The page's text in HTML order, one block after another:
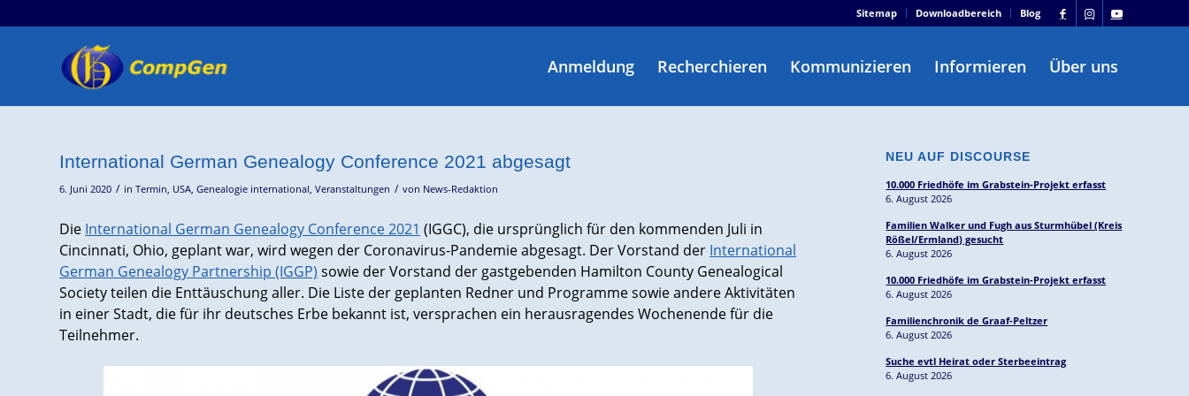
Sitemap Downloadbereich Blog
Anmeldung Recherchieren Kommunizieren Informieren Über uns
International German Genealogy Conference 2021 abgesagt
6. Juni 2020 / in Termin, USA, Genealogie international, Veranstaltungen / von News-Redaktion
Die International German Genealogy Conference 2021 (IGGC), die ursprünglich für den kommenden Juli in
Cincinnati, Ohio, geplant war, wird wegen der Coronavirus-Pandemie abgesagt. Der Vorstand der International
German Genealogy Partnership (IGGP) sowie der Vorstand der gastgebenden Hamilton County Genealogical
Society teilen die Enttäuschung aller. Die Liste der geplanten Redner und Programme sowie andere Aktivitäten
in einer Stadt, die für ihr deutsches Erbe bekannt ist, versprachen ein herausragendes Wochenende für die
Teilnehmer.
NEU AUF DISCOURSE
10.000 Friedhöfe im Grabstein-Projekt erfasst
6. August 2026
Familien Walker und Fugh aus Sturmhübel (Kreis
Rößel/Ermland) gesucht
6. August 2026
10.000 Friedhöfe im Grabstein-Projekt erfasst
6. August 2026
Familienchronik de Graaf-Peltzer
6. August 2026
Suche evtl Heirat oder Sterbeeintrag
6. August 2026